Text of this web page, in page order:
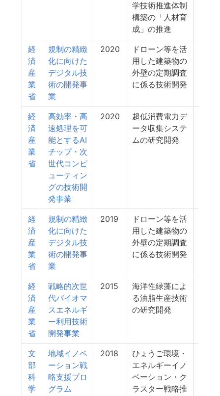
学技術推進体制
構築の「人材育
成」の推進
経
済
産
業
省
規制の精緻
化に向けた
デジタル技
術の開発事
業
2020
ドローン等を活
用した建築物の
外壁の定期調査
に係る技術開発
経
済
産
業
省
高効率・高
速処理を可
能とするAI
チップ・次
世代コンピ
ューティン
グの技術開
発事業
2020
超低消費電力デ
ータ収集システ
ムの研究開発
経
済
産
業
省
規制の精緻
化に向けた
デジタル技
術の開発事
業
2019
ドローン等を活
用した建築物の
外壁の定期調査
に係る技術開発
経
済
産
業
省
戦略的次世
代バイオマ
スエネルギ
ー利用技術
開発事業
2015
海洋性緑藻によ
る油脂生産技術
の研究開発
文
部
科
学
地域イノベ
ーション戦
略支援プロ
グラム
2018
ひょうご環境・
エネルギーイノ
ベーション・ク
ラスター戦略推